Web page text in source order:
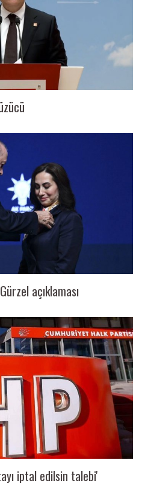
açıklaması
iptal edilsin talebi'